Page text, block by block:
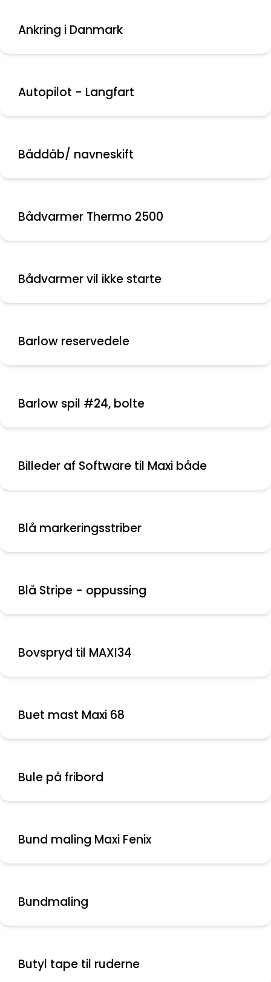
Ankring i Danmark
Autopilot - Langfart
Båddåb/ navneskift
Bådvarmer Thermo 2500
Bådvarmer vil ikke starte
Barlow reservedele
Barlow spil #24, bolte
Billeder af Software til Maxi både
Blå markeringsstriber
Blå Stripe - oppussing
Bovspryd til MAXI34
Buet mast Maxi 68
Bule på fribord
Bund maling Maxi Fenix
Bundmaling
Butyl tape til ruderne